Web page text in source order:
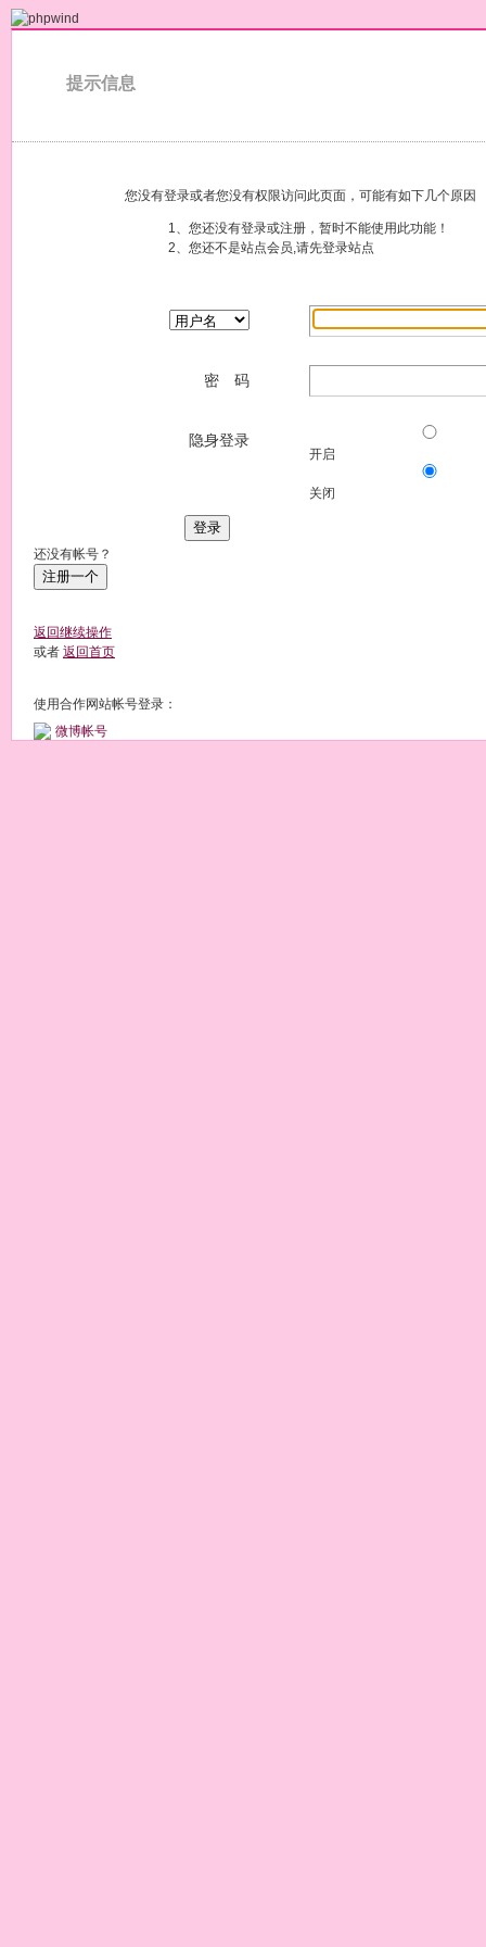
提示信息
您没有登录或者您没有权限访问此页面，可能有如下几个原因
1、您还没有登录或注册，暂时不能使用此功能！
2、您还不是站点会员,请先登录站点
密 码
隐身登录
开启
关闭
登录
还没有帐号？
注册一个
返回继续操作
或者 返回首页
使用合作网站帐号登录：
微博帐号